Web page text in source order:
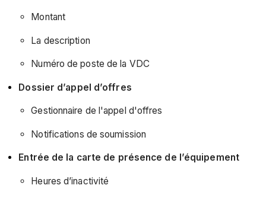
Montant
La description
Numéro de poste de la VDC
Dossier d’appel d’offres
Gestionnaire de l'appel d'offres
Notifications de soumission
Entrée de la carte de présence de l’équipement
Heures d’inactivité